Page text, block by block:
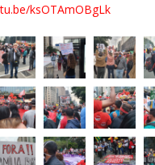
ksOTAmOBgLk